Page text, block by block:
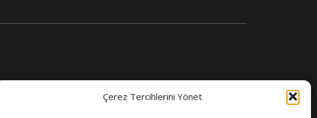
Çerez Tercihlerini Yönet